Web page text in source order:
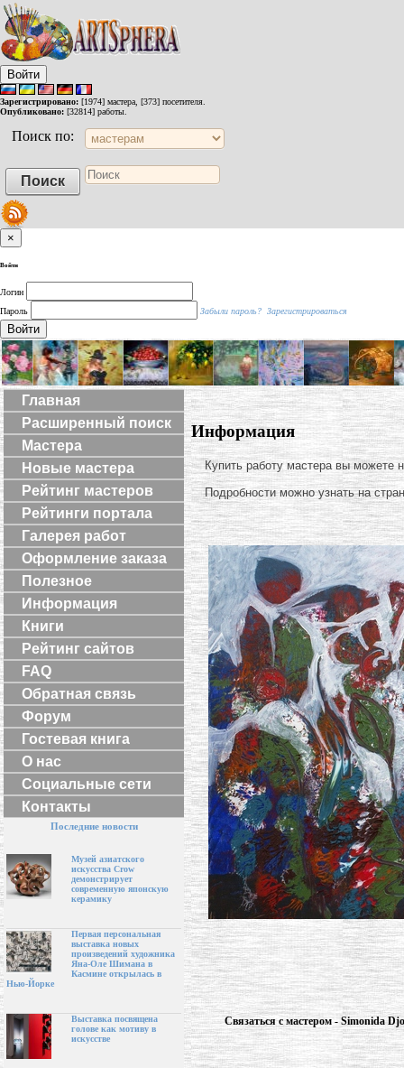
Войти
Зарегистрировано: [1974] мастера, [373] посетителя.
Опубликовано: [32814] работы.
Поиск по:
×
Войти
Логин
Пароль
Забыли пароль? Зарегистрироваться
Войти
Главная
Расширенный поиск
Мастера
Новые мастера
Рейтинг мастеров
Рейтинги портала
Галерея работ
Оформление заказа
Полезное
Информация
Книги
Рейтинг сайтов
FAQ
Обратная связь
Форум
Гостевая книга
О нас
Социальные сети
Контакты
Последние новости
Музей азиатского
искусства Crow
демонстрирует
современную японскую
керамику
Первая персональная
выставка новых
произведений художника
Яна-Оле Шимана в
Касмине открылась в
Нью-Йорке
Выставка посвящена
голове как мотиву в
искусстве
Информация
Купить работу мастера вы можете
Подробности можно узнать на
Связаться с мастером - Simonida